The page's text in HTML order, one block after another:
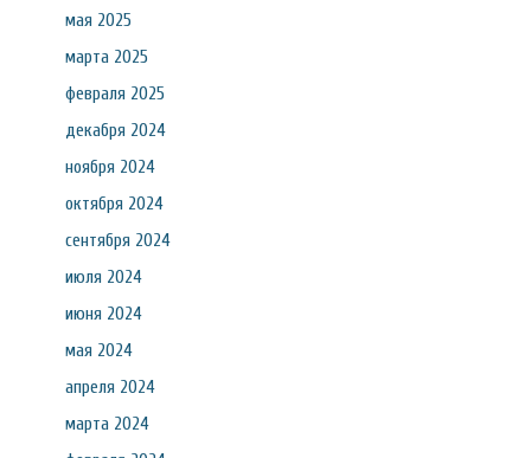
мая 2025
марта 2025
февраля 2025
декабря 2024
ноября 2024
октября 2024
сентября 2024
июля 2024
июня 2024
мая 2024
апреля 2024
марта 2024